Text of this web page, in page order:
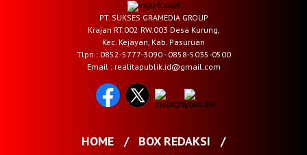
PT. SUKSES GRAMEDIA GROUP
Krajan RT.002 RW.003 Desa Kurung,
Kec. Kejayan, Kab. Pasuruan
Tlpn : 0852-5777-3090 - 0858-5035-0500
Email : realitapublik.id@gmail.com
HOME
BOX REDAKSI